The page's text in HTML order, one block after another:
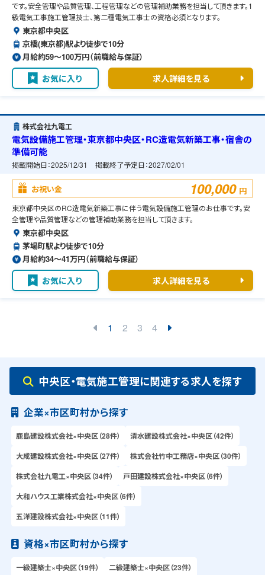
です。安全管理や品質管理、工程管理などの管理補助業務を担当して頂きます。1
級電気工事施工管理技士、第二種電気工事士の資格必須となります。
東京都中央区
京橋(東京都)駅より徒歩で10分
月給約59〜100万円（前職給与保証）
お気に入り 求人詳細を見る
株式会社九電工
電気設備施工管理・東京都中央区・RC造電気新築工事・宿舎の
準備可能
掲載開始日：2025/12/31 掲載終了予定日：2027/02/01
お祝い金 100,000 円
東京都中央区のRC造電気新築工事に伴う電気設備施工管理のお仕事です。安
全管理や品質管理などの管理補助業務を担当して頂きます。
東京都中央区
茅場町駅より徒歩で10分
月給約34〜41万円（前職給与保証）
お気に入り 求人詳細を見る
1 2 3 4
中央区・電気施工管理に関連する求人を探す
企業×市区町村から探す
鹿島建設株式会社×中央区（28件）
清水建設株式会社×中央区（42件）
大成建設株式会社×中央区（27件）
株式会社竹中工務店×中央区（30件）
株式会社九電工×中央区（34件）
戸田建設株式会社×中央区（6件）
大和ハウス工業株式会社×中央区（6件）
五洋建設株式会社×中央区（11件）
資格×市区町村から探す
一級建築士×中央区（19件） 二級建築士×中央区（23件）